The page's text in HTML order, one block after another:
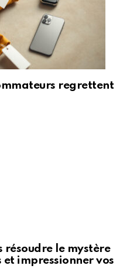
regrettent
résoudre le mystère
et impressionner vos